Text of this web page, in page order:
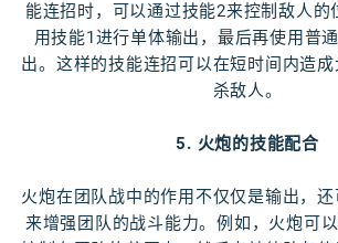
能连招时，可以通过技能2来控制敌人的
用技能1进行单体输出，最后再使用普
出。这样的技能连招可以在短时间内造
杀敌人。
5. 火炮的技能配合
火炮在团队战中的作用不仅仅是输出，
来增强团队的战斗能力。例如，火炮可